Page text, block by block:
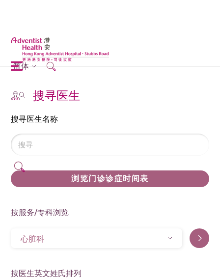
简体
搜寻医生
搜寻医生名称
浏览门诊诊症时间表
按服务/专科浏览
心脏科
按医生英文姓氏排列